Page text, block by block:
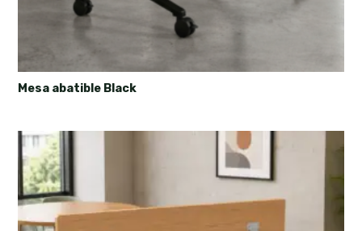
Mesa abatible Black